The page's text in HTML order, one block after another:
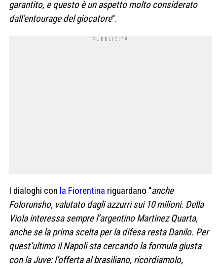
garantito, e questo è un aspetto molto considerato
dall’entourage del giocatore“.
I dialoghi con la Fiorentina riguardano “anche
Folorunsho, valutato dagli azzurri sui 10 milioni. Della
Viola interessa sempre l’argentino Martinez Quarta,
anche se la prima scelta per la difesa resta Danilo. Per
quest’ultimo il Napoli sta cercando la formula giusta
con la Juve: l’offerta al brasiliano, ricordiamolo,